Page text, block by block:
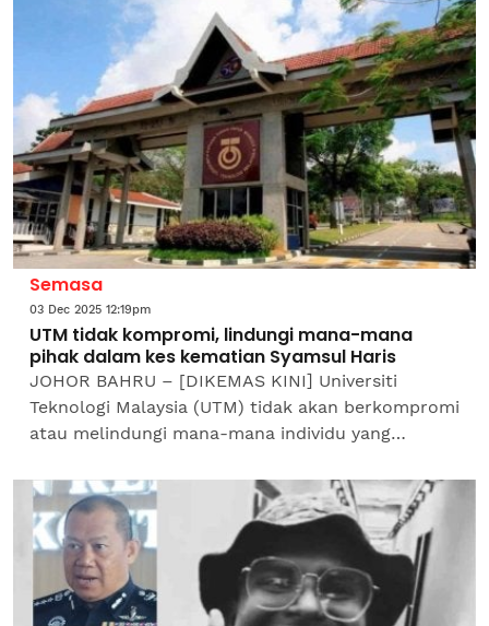
Semasa
03 Dec 2025 12:19pm
UTM tidak kompromi, lindungi mana-mana
pihak dalam kes kematian Syamsul Haris
JOHOR BAHRU – [DIKEMAS KINI] Universiti
Teknologi Malaysia (UTM) tidak akan berkompromi
atau melindungi mana-mana individu yang
Syamsul Haris...